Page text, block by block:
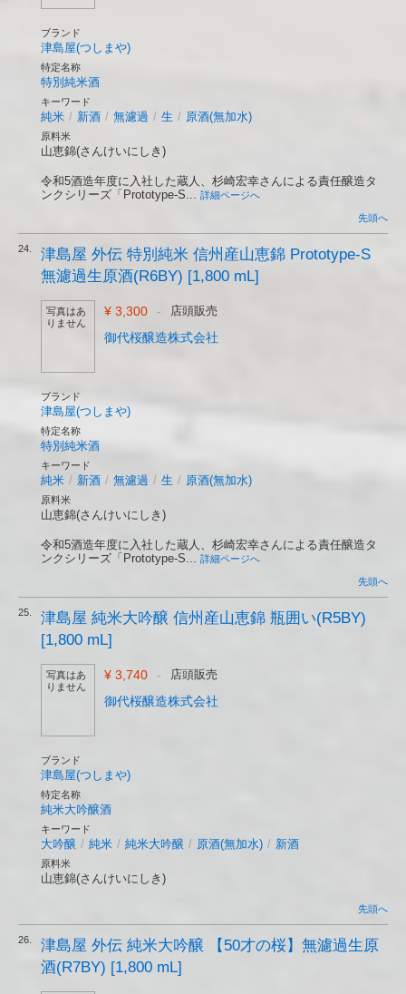
ブランド
津島屋(つしまや)
特定名称
特別純米酒
キーワード
純米 / 新酒 / 無濾過 / 生 / 原酒(無加水)
原料米
山恵錦(さんけいにしき)
令和5酒造年度に入社した蔵人、杉崎宏幸さんによる責任醸造タ
ンクシリーズ「Prototype-S... 詳細ページへ
先頭へ
24.
津島屋 外伝 特別純米 信州産山恵錦 Prototype-S
無濾過生原酒(R6BY) [1,800 mL]
写真はあ
りません
¥ 3,300 - 店頭販売
御代桜醸造株式会社
ブランド
津島屋(つしまや)
特定名称
特別純米酒
キーワード
純米 / 新酒 / 無濾過 / 生 / 原酒(無加水)
原料米
山恵錦(さんけいにしき)
令和5酒造年度に入社した蔵人、杉崎宏幸さんによる責任醸造タ
ンクシリーズ「Prototype-S... 詳細ページへ
先頭へ
25.
津島屋 純米大吟醸 信州産山恵錦 瓶囲い(R5BY)
[1,800 mL]
写真はあ
りません
¥ 3,740 - 店頭販売
御代桜醸造株式会社
ブランド
津島屋(つしまや)
特定名称
純米大吟醸酒
キーワード
大吟醸 / 純米 / 純米大吟醸 / 原酒(無加水) / 新酒
原料米
山恵錦(さんけいにしき)
先頭へ
26.
津島屋 外伝 純米大吟醸 【50才の桜】無濾過生原
酒(R7BY) [1,800 mL]